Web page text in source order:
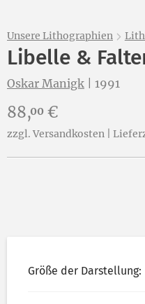
Unsere Lithographien
Libelle &
Oskar Manigk 1991
Preis:
88,00 €
zzgl. Versandkosten |
Größe der Darstellung: